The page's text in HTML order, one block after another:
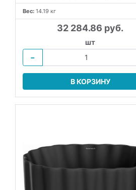
Вес: 14.19 кг
32 284.86 руб.
шт
−
В КОРЗИНУ